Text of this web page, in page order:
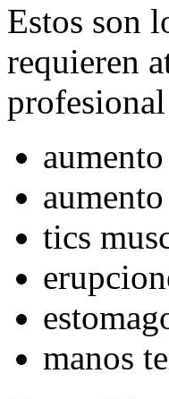
Estos son
requieren
tics
manos